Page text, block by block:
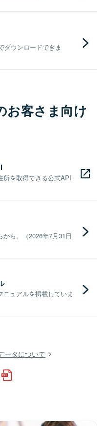
ダウンロードできま
お客さま向け
所を取得できる公式API
ら。（2026年7月31日
ュアルを掲載していま
ータについて